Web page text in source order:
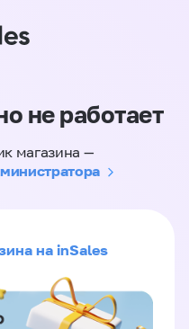
не работает
магазина —
на inSales